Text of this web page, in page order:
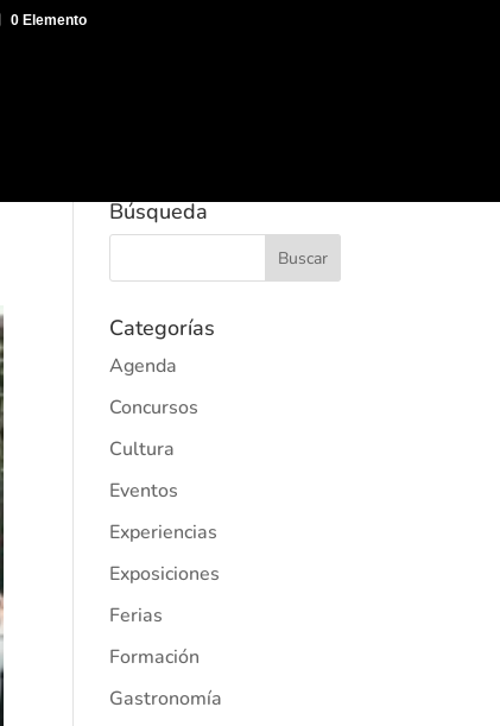
Búsqueda
Categorías
Agenda
Concursos
Cultura
Eventos
Experiencias
Exposiciones
Ferias
Formación
Gastronomía